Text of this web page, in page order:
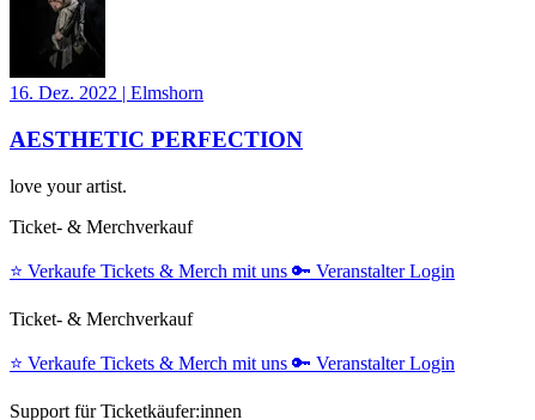
16. Dez. 2022 | Elmshorn
AESTHETIC PERFECTION
love your artist.
Ticket- & Merchverkauf
⭐️ Verkaufe Tickets & Merch mit uns 🔑 Veranstalter Login
Ticket- & Merchverkauf
⭐️ Verkaufe Tickets & Merch mit uns 🔑 Veranstalter Login
Support für Ticketkäufer:innen